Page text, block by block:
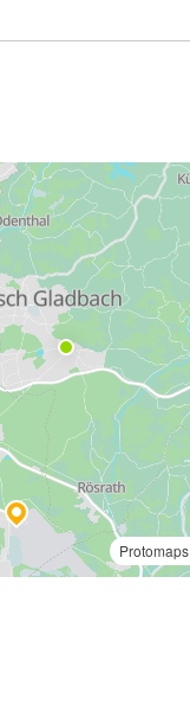
Protomaps